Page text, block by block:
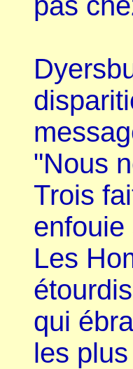
"Nous
Trois
enfouie
Les
qui
les